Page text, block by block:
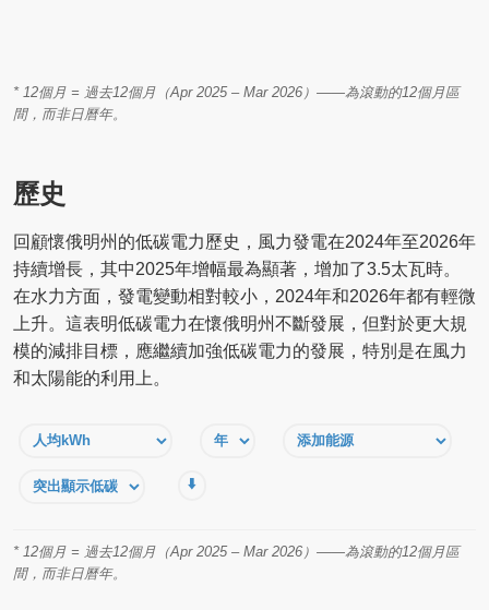
* 12個月 = 過去12個月（Apr 2025 – Mar 2026）——為滾動的12個月區
間，而非日曆年。
歷史
回顧懷俄明州的低碳電力歷史，風力發電在2024年至2026年
持續增長，其中2025年增幅最為顯著，增加了3.5太瓦時。
在水力方面，發電變動相對較小，2024年和2026年都有輕微
上升。這表明低碳電力在懷俄明州不斷發展，但對於更大規
模的減排目標，應繼續加強低碳電力的發展，特別是在風力
和太陽能的利用上。
⬇️
* 12個月 = 過去12個月（Apr 2025 – Mar 2026）——為滾動的12個月區
間，而非日曆年。